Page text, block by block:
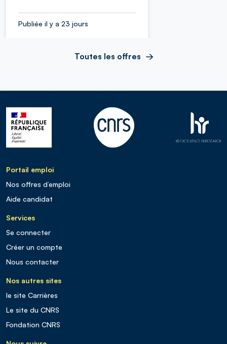
Publiée il y a 23 jours
Toutes les offres
Portail emploi
Nos offres d’emploi
Aide candidat
Services
Se connecter
Créer un compte
Nous contacter
Nos autres sites
le site Carrières
Le site du CNRS
Fondation CNRS